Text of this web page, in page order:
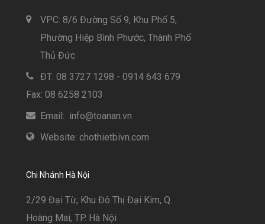
VPC: 8/6 Đường Số 9, Khu Phố 5,
Phường Hiệp Bình Phước, Thành Phố
Thủ Đức
ĐT: 08 3727 1298 - 0914 643 679
Fax: 08 6258 2103
Email: info@toanan.vn
Website: chothietbivn.com
Chi Nhánh Hà Nội
2/29 Đại Từ, Khu Đô Thị Đại Kim, Q.
Hoàng Mai, TP. Hà Nội